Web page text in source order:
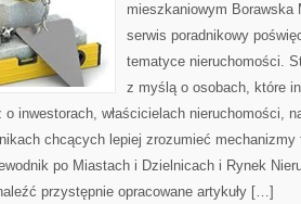
mieszkaniowym Borawska
serwis poradnikowy
tematyce nieruchomości.
z myślą o osobach, które
o inwestorach, właścicielach nieruchomości,
chcących lepiej zrozumieć mechanizmy
po Miastach i Dzielnicach i Rynek
przystępnie opracowane artykuły […]